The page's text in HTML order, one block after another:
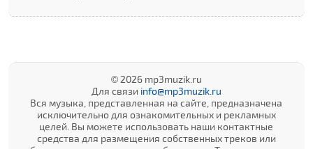
© 2026 mp3muzik.ru
Для связи info@mp3muzik.ru
Вся музыка, представленная на сайте, предназначена
исключительно для ознакомительных и рекламных
целей. Вы можете использовать наши контактные
средства для размещения собственных треков или